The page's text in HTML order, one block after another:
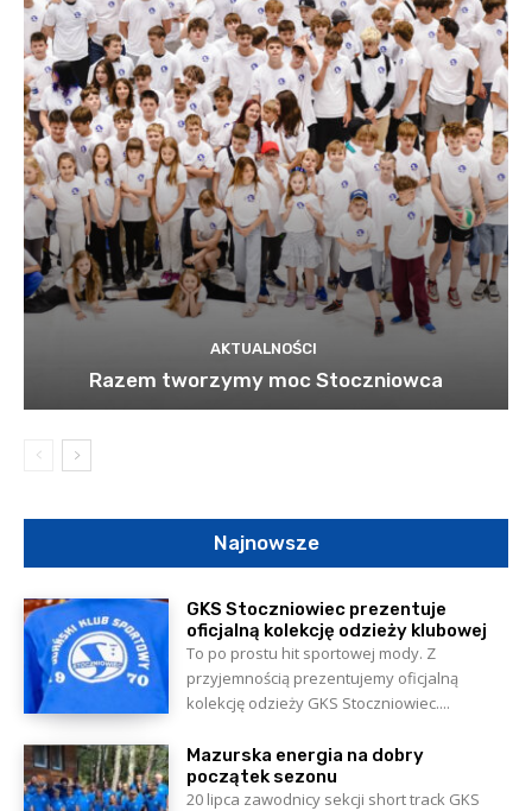
AKTUALNOŚCI
Razem tworzymy moc Stoczniowca
Najnowsze
GKS Stoczniowiec prezentuje
oficjalną kolekcję odzieży klubowej
To po prostu hit sportowej mody. Z
przyjemnością prezentujemy oficjalną
kolekcję odzieży GKS Stoczniowiec....
Mazurska energia na dobry
początek sezonu
20 lipca zawodnicy sekcji short track GKS